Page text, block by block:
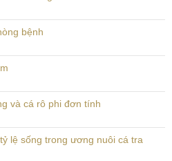
bệnh
và cá rô phi đơn tính
lệ sống trong ương nuôi cá tra